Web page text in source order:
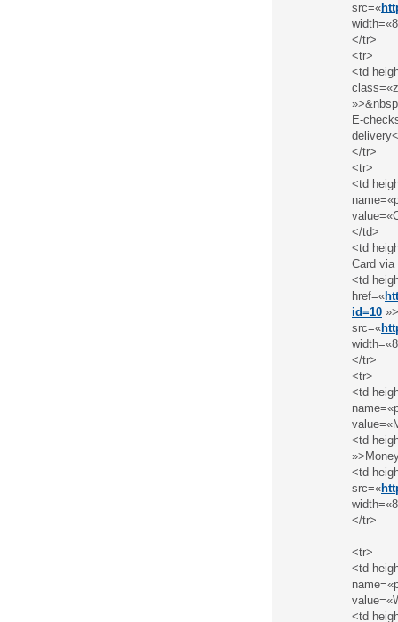
src=«
</tr>
<tr>
<td
E-
</tr>
<tr>
<td
</td>
<td
Card
<td
href=«
id=10
src=«
</tr>
<tr>
<td
<td
<td
src=«
</tr>
<tr>
<td
<td